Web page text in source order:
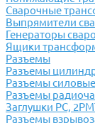
Сварочные
Выпрямители
Генераторы
Ящики
Разъемы
Разъемы
Разъемы силовые
Разъемы
Заглушки РС,
Разъемы